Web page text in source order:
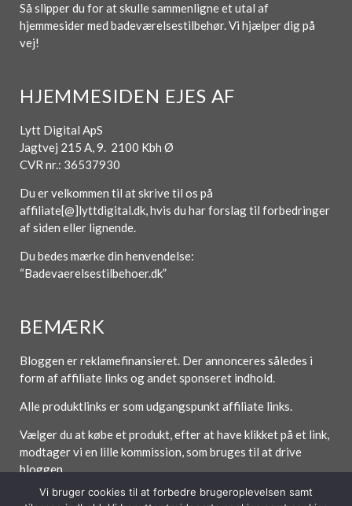
Så slipper du for at skulle sammenligne et utal af
hjemmesider med badeværelsestilbehør. Vi hjælper dig på
vej!
HJEMMESIDEN EJES AF
Lytt Digital ApS
Jagtvej 215 A, 9. 2100 Kbh Ø
CVR nr.: 36537930
Du er velkommen til at skrive til os på
affiliate[@]lyttdigital.dk, hvis du har forslag til forbedringer
af siden eller lignende.
Du bedes mærke din henvendelse:
“Badevaerelsestilbehoer.dk”
BEMÆRK
Bloggen er reklamefinansieret. Der annonceres således i
form af affiliate links og andet sponseret indhold.
Alle produktlinks er som udgangspunkt affiliate links.
Vælger du at købe et produkt, efter at have klikket på et link,
modtager vi en lille kommission, som bruges til at drive
bloggen.
Vi bruger cookies til at forbedre brugeroplevelsen samt